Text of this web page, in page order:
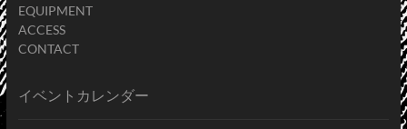
EQUIPMENT
ACCESS
CONTACT
イベントカレンダー